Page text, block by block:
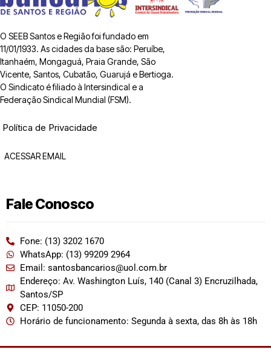
O SEEB Santos e Região foi fundado em
11/01/1933. As cidades da base são: Peruíbe,
Itanhaém, Mongaguá, Praia Grande, São
Vicente, Santos, Cubatão, Guarujá e Bertioga.
O Sindicato é filiado à Intersindical e a
Federação Sindical Mundial (FSM).
Política de Privacidade
ACESSAR EMAIL
Fale Conosco
Fone: (13) 3202 1670
WhatsApp: (13) 99209 2964
Email: santosbancarios@uol.com.br
Endereço: Av. Washington Luís, 140 (Canal 3) Encruzilhada,
Santos/SP
CEP: 11050-200
Horário de funcionamento: Segunda à sexta, das 8h às 18h